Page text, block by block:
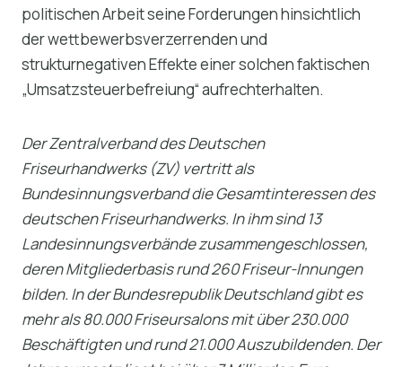
politischen Arbeit seine Forderungen hinsichtlich
der wettbewerbsverzerrenden und
strukturnegativen Effekte einer solchen faktischen
„Umsatzsteuerbefreiung“ aufrechterhalten.
Der Zentralverband des Deutschen
Friseurhandwerks (ZV) vertritt als
Bundesinnungsverband die Gesamtinteressen des
deutschen Friseurhandwerks. In ihm sind 13
Landesinnungsverbände zusammengeschlossen,
deren Mitgliederbasis rund 260 Friseur-Innungen
bilden. In der Bundesrepublik Deutschland gibt es
mehr als 80.000 Friseursalons mit über 230.000
Beschäftigten und rund 21.000 Auszubildenden. Der